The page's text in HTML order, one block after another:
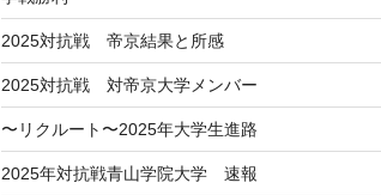
2025対抗戦 帝京結果と所感
2025対抗戦 対帝京大学メンバー
〜リクルート〜2025年大学生進路
2025年対抗戦青山学院大学 速報